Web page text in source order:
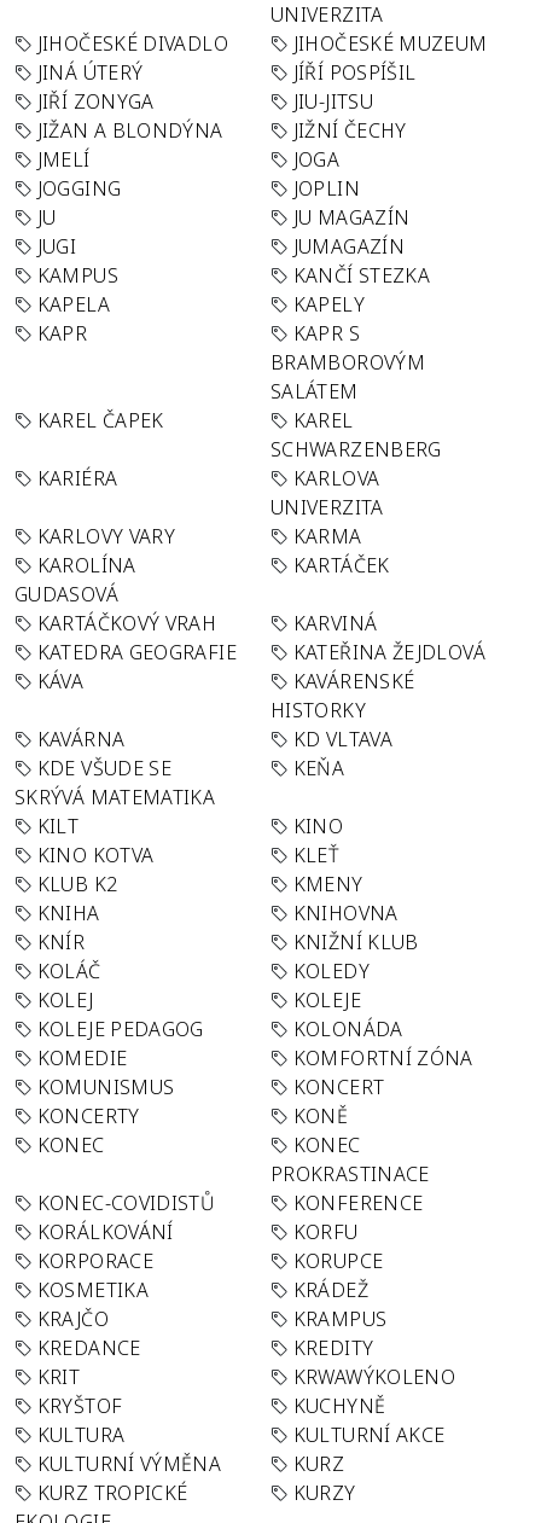
UNIVERZITA
JIHOČESKÉ DIVADLO
JIHOČESKÉ MUZEUM
JINÁ ÚTERÝ
JÍŘÍ POSPÍŠIL
JIŘÍ ZONYGA
JIU-JITSU
JIŽAN A BLONDÝNA
JIŽNÍ ČECHY
JMELÍ
JOGA
JOGGING
JOPLIN
JU
JU MAGAZÍN
JUGI
JUMAGAZÍN
KAMPUS
KANČÍ STEZKA
KAPELA
KAPELY
KAPR
KAPR S
BRAMBOROVÝM
SALÁTEM
KAREL ČAPEK
KAREL
SCHWARZENBERG
KARIÉRA
KARLOVA
UNIVERZITA
KARLOVY VARY
KARMA
KAROLÍNA
GUDASOVÁ
KARTÁČEK
KARTÁČKOVÝ VRAH
KARVINÁ
KATEDRA GEOGRAFIE
KATEŘINA ŽEJDLOVÁ
KÁVA
KAVÁRENSKÉ
HISTORKY
KAVÁRNA
KD VLTAVA
KDE VŠUDE SE
SKRÝVÁ MATEMATIKA
KEŇA
KILT
KINO
KINO KOTVA
KLEŤ
KLUB K2
KMENY
KNIHA
KNIHOVNA
KNÍR
KNIŽNÍ KLUB
KOLÁČ
KOLEDY
KOLEJ
KOLEJE
KOLEJE PEDAGOG
KOLONÁDA
KOMEDIE
KOMFORTNÍ ZÓNA
KOMUNISMUS
KONCERT
KONCERTY
KONĚ
KONEC
KONEC
PROKRASTINACE
KONEC-COVIDISTŮ
KONFERENCE
KORÁLKOVÁNÍ
KORFU
KORPORACE
KORUPCE
KOSMETIKA
KRÁDEŽ
KRAJČO
KRAMPUS
KREDANCE
KREDITY
KRIT
KRWAWÝKOLENO
KRYŠTOF
KUCHYNĚ
KULTURA
KULTURNÍ AKCE
KULTURNÍ VÝMĚNA
KURZ
KURZ TROPICKÉ
KURZY